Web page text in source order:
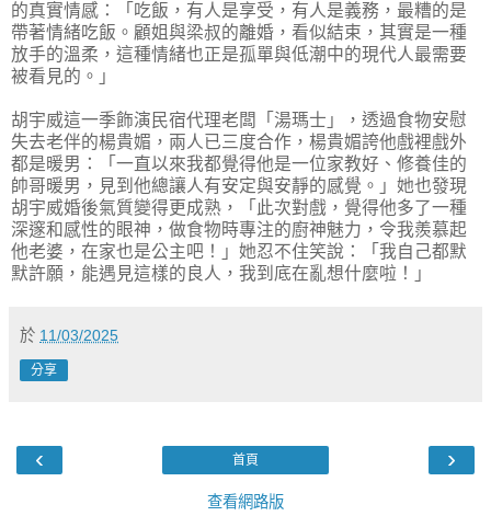
的真實情感：「吃飯，有人是享受，有人是義務，最糟的是
帶著情緒吃飯。顧姐與梁叔的離婚，看似結束，其實是一種
放手的溫柔，這種情緒也正是孤單與低潮中的現代人最需要
被看見的。」
胡宇威這一季飾演民宿代理老闆「湯瑪士」，透過食物安慰
失去老伴的楊貴媚，兩人已三度合作，楊貴媚誇他戲裡戲外
都是暖男：「一直以來我都覺得他是一位家教好、修養佳的
帥哥暖男，見到他總讓人有安定與安靜的感覺。」她也發現
胡宇威婚後氣質變得更成熟，「此次對戲，覺得他多了一種
深邃和感性的眼神，做食物時專注的廚神魅力，令我羨慕起
他老婆，在家也是公主吧！」她忍不住笑說：「我自己都默
默許願，能遇見這樣的良人，我到底在亂想什麼啦！」
於 11/03/2025
分享
‹ ›
首頁
查看網路版